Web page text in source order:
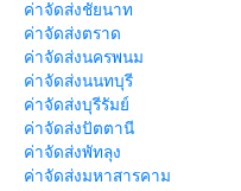
ค่าจัดส่งชัยนาท
ค่าจัดส่งตราด
ค่าจัดส่งนครพนม
ค่าจัดส่งนนทบุรี
ค่าจัดส่งบุรีรัมย์
ค่าจัดส่งปัตตานี
ค่าจัดส่งพัทลุง
ค่าจัดส่งมหาสารคาม